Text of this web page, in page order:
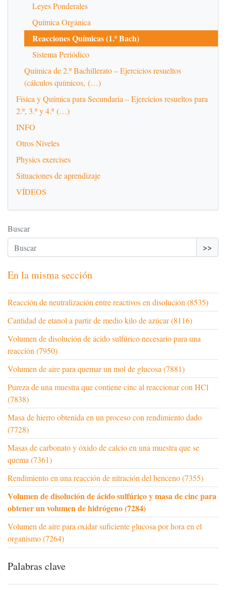
Leyes Ponderales
Química Orgánica
Reacciones Químicas (1.º Bach)
Sistema Periódico
Química de 2.º Bachillerato – Ejercicios resueltos
(cálculos químicos, (…)
Física y Química para Secundaria – Ejercicios resueltos para
2.º, 3.º y 4.º (…)
INFO
Otros Niveles
Physics exercises
Situaciones de aprendizaje
VÍDEOS
Buscar
>>
En la misma sección
Reacción de neutralización entre reactivos en disolución (8535)
Cantidad de etanol a partir de medio kilo de azúcar (8116)
Volumen de disolución de ácido sulfúrico necesario para una
reacción (7950)
Volumen de aire para quemar un mol de glucosa (7881)
Pureza de una muestra que contiene cinc al reaccionar con HCl
(7838)
Masa de hierro obtenida en un proceso con rendimiento dado
(7728)
Masas de carbonato y óxido de calcio en una muestra que se
quema (7361)
Rendimiento en una reacción de nitración del benceno (7355)
Volumen de disolución de ácido sulfúrico y masa de cinc para
obtener un volumen de hidrógeno (7284)
Volumen de aire para oxidar suficiente glucosa por hora en el
organismo (7264)
Palabras clave